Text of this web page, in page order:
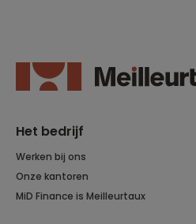
Het bedrijf
Werken bij ons
Onze kantoren
MiD Finance is Meilleurtaux